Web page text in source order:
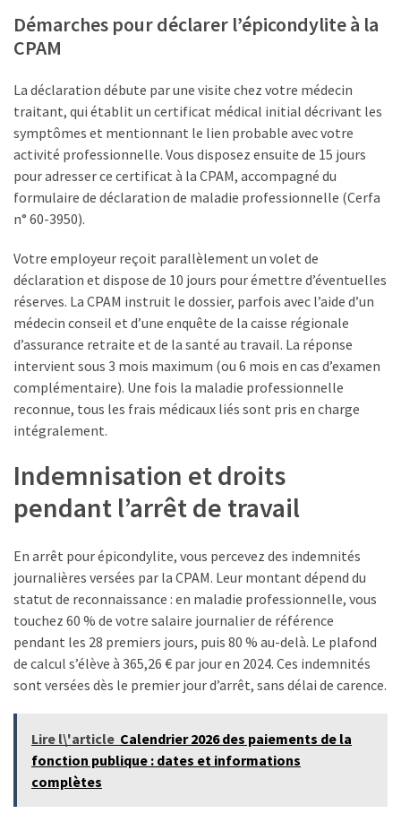
Démarches pour déclarer l’épicondylite à la
CPAM
La déclaration débute par une visite chez votre médecin
traitant, qui établit un certificat médical initial décrivant les
symptômes et mentionnant le lien probable avec votre
activité professionnelle. Vous disposez ensuite de 15 jours
pour adresser ce certificat à la CPAM, accompagné du
formulaire de déclaration de maladie professionnelle (Cerfa
n° 60-3950).
Votre employeur reçoit parallèlement un volet de
déclaration et dispose de 10 jours pour émettre d’éventuelles
réserves. La CPAM instruit le dossier, parfois avec l’aide d’un
médecin conseil et d’une enquête de la caisse régionale
d’assurance retraite et de la santé au travail. La réponse
intervient sous 3 mois maximum (ou 6 mois en cas d’examen
complémentaire). Une fois la maladie professionnelle
reconnue, tous les frais médicaux liés sont pris en charge
intégralement.
Indemnisation et droits
pendant l’arrêt de travail
En arrêt pour épicondylite, vous percevez des indemnités
journalières versées par la CPAM. Leur montant dépend du
statut de reconnaissance : en maladie professionnelle, vous
touchez 60 % de votre salaire journalier de référence
pendant les 28 premiers jours, puis 80 % au-delà. Le plafond
de calcul s’élève à 365,26 € par jour en 2024. Ces indemnités
sont versées dès le premier jour d’arrêt, sans délai de carence.
Lire l\'article Calendrier 2026 des paiements de la
fonction publique : dates et informations
complètes